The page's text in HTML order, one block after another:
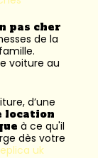
pas cher
de la
voiture au
d’une
location
à ce qu'il
dès votre
uk